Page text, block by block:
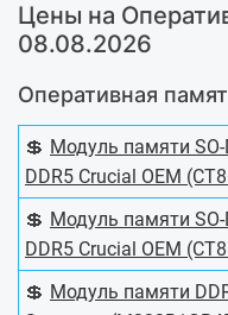
Цены на
08.08.2026
Оперативная
💲 Модуль памяти
DDR5 Crucial OEM
💲 Модуль памяти
DDR5 Crucial OEM
💲 Модуль памяти